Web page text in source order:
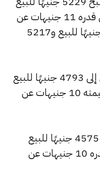
و5206 جنيهًا للشراء، بانخفاض قدره 11 جنيهات عن
السعر السابق الذي بلغ 5240 جنيهًا للبيع و5217
كما انخفض سعر عيار 22 ليصل إلى 4793 جنيهًا للبيع
و4772 جنيهًا للشراء، بتراجعًا قيمته 10 جنيهات عن
كما تراجع سعر عيار 21 ليسجل 4575 جنيهًا للبيع
و4555 جنيهًا للشراء، بتراجع قدره 10 جنيهات عن